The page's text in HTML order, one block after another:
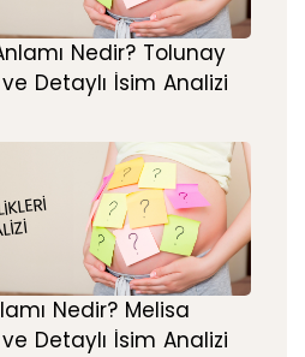
Nedir? Tolunay
Detaylı İsim Analizi
Nedir? Melisa
Detaylı İsim Analizi